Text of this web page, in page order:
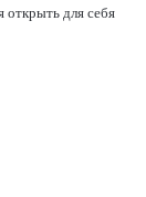
для себя